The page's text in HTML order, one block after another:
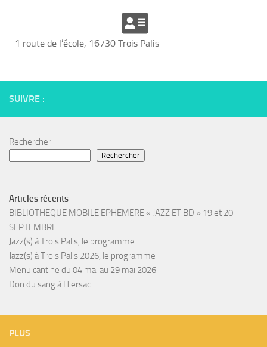
1 route de l’école, 16730 Trois Palis
SUIVRE :
Rechercher
Rechercher
Articles récents
BIBLIOTHEQUE MOBILE EPHEMERE « JAZZ ET BD » 19 et 20
SEPTEMBRE
Jazz(s) à Trois Palis, le programme
Jazz(s) à Trois Palis 2026, le programme
Menu cantine du 04 mai au 29 mai 2026
Don du sang à Hiersac
PLUS